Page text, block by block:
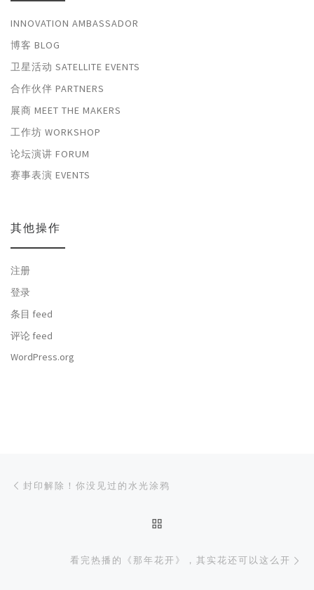
INNOVATION AMBASSADOR
博客 BLOG
卫星活动 SATELLITE EVENTS
合作伙伴 PARTNERS
展商 MEET THE MAKERS
工作坊 WORKSHOP
论坛演讲 FORUM
赛事表演 EVENTS
其他操作
注册
登录
条目 feed
评论 feed
WordPress.org
文章导航
封印解除！你没见过的水光涂鸦
看完热播的《那年花开》，其实花还可以这么开